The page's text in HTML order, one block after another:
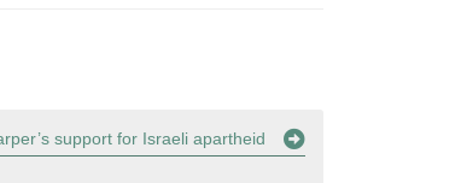
support for Israeli apartheid